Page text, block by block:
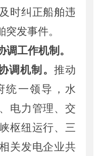
及时纠正船舶违
突发事件。
调工作机制。
调机制 。 推动
统一领导，水
电力管理、交
枢纽运行、三
关发电企业共